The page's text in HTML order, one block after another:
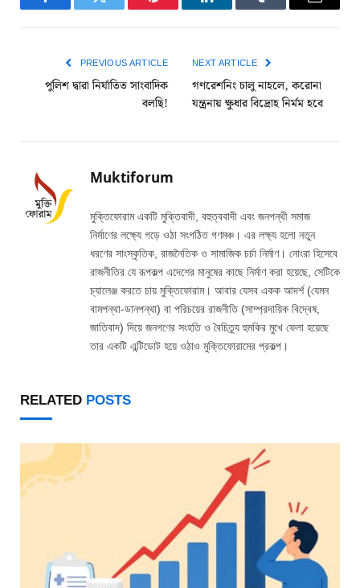
FacebookTwitter Pinterest LinkedInTumblr Email
PREVIOUS ARTICLE
পুলিশ দ্বারা নির্যাতিত সাংবাদিক
বলছি!
NEXT ARTICLE
গণরেশনিং চালু নাহলে, করোনা
যন্ত্রনায় ক্ষুধার বিদ্রোহ নির্মম হবে
Muktiforum
মুক্তিফোরাম একটি মুক্তিবাদী, বহুত্ববাদী এবং জনপন্থী সমাজ
নির্মাণের লক্ষ্যে গড়ে ওঠা সংগঠিত গণমঞ্চ। এর লক্ষ্য হলো নতুন
ধরণের সাংস্কৃতিক, রাজনৈতিক ও সামাজিক চর্চা নির্মাণ। নোংরা হিসেবে
রাজনীতির যে রূপকল্প এদেশের মানুষের কাছে নির্মাণ করা হয়েছে, সেটিকে
চ্যালেঞ্জ করতে চায় মুক্তিফোরাম। আবার যেসব একক আদর্শ (যেমন
বামপন্থা-ডানপন্থা) বা পরিচয়ের রাজনীতি (সাম্প্রদায়িক বিদ্বেষ,
জাতিবাদ) দিয়ে জনগণের সংহতি ও বৈচিত্র্য হুমকির মুখে ফেলা হয়েছে
তার একটি এন্টিডোট হয়ে ওঠাও মুক্তিফোরামের প্রকল্প।
RELATED POSTS